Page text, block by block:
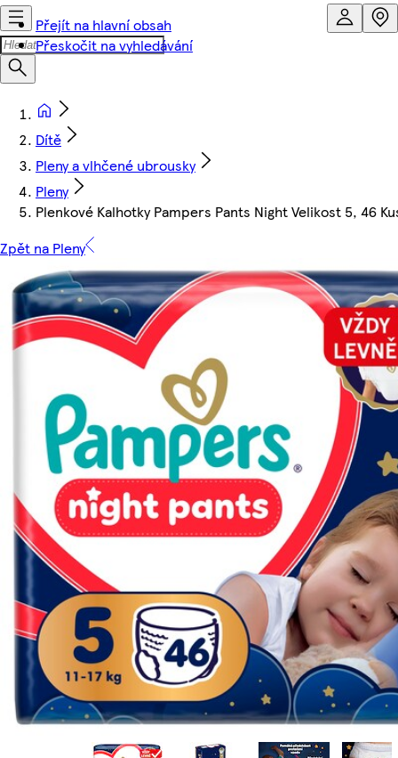
Přejít na hlavní obsah
Přeskočit na vyhledávání
Dítě
Pleny a vlhčené ubrousky
Pleny
Plenkové Kalhotky Pampers Pants Night Velikost 5, 46
Zpět na Pleny